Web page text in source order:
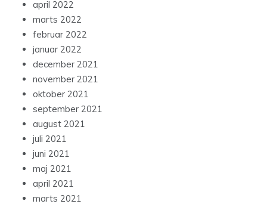
april 2022
marts 2022
februar 2022
januar 2022
december 2021
november 2021
oktober 2021
september 2021
august 2021
juli 2021
juni 2021
maj 2021
april 2021
marts 2021